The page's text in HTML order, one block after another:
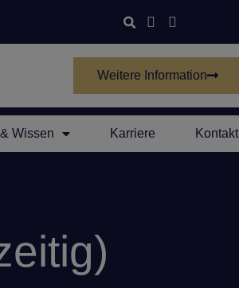
Weitere Information
Wissen Karriere Kontakt